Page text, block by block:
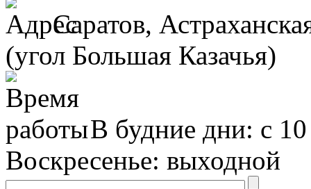
Саратов,
(угол Большая Казачья)
В будние дни: с
Воскресенье: выходной